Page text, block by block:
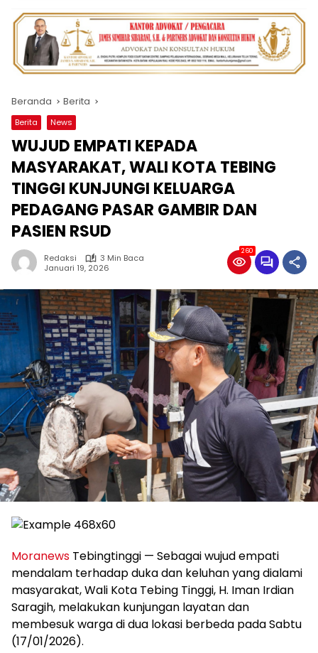
Beranda Berita
Berita News
WUJUD EMPATI KEPADA
MASYARAKAT, WALI KOTA TEBING
TINGGI KUNJUNGI KELUARGA
PEDAGANG PASAR GAMBIR DAN
PASIEN RSUD
Redaksi
3 Min Baca
Januari 19, 2026
260
Moranews Tebingtinggi — Sebagai wujud empati
mendalam terhadap duka dan keluhan yang dialami
masyarakat, Wali Kota Tebing Tinggi, H. Iman Irdian
Saragih, melakukan kunjungan layatan dan
membesuk warga di dua lokasi berbeda pada Sabtu
(17/01/2026).